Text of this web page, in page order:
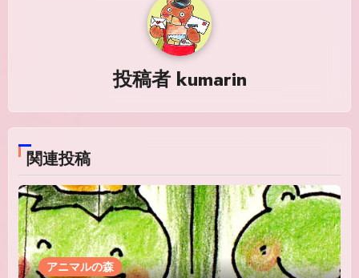
ン
投稿者 kumarin
関連投稿
アニマルの森